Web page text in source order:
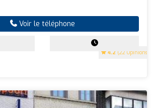
4.2 (22 Opinions)
Voir le téléphone